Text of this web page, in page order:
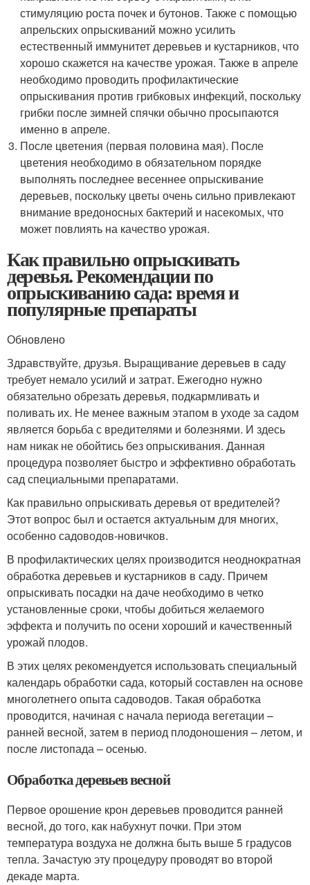
стимуляцию роста почек и бутонов. Также с помощью
апрельских опрыскиваний можно усилить
естественный иммунитет деревьев и кустарников, что
хорошо скажется на качестве урожая. Также в апреле
необходимо проводить профилактические
опрыскивания против грибковых инфекций, поскольку
грибки после зимней спячки обычно просыпаются
именно в апреле.
После цветения (первая половина мая). После
цветения необходимо в обязательном порядке
выполнять последнее весеннее опрыскивание
деревьев, поскольку цветы очень сильно привлекают
внимание вредоносных бактерий и насекомых, что
может повлиять на качество урожая.
Как правильно опрыскивать
деревья. Рекомендации по
опрыскиванию сада: время и
популярные препараты
Обновлено
Здравствуйте, друзья. Выращивание деревьев в саду
требует немало усилий и затрат. Ежегодно нужно
обязательно обрезать деревья, подкармливать и
поливать их. Не менее важным этапом в уходе за садом
является борьба с вредителями и болезнями. И здесь
нам никак не обойтись без опрыскивания. Данная
процедура позволяет быстро и эффективно обработать
сад специальными препаратами.
Как правильно опрыскивать деревья от вредителей?
Этот вопрос был и остается актуальным для многих,
особенно садоводов-новичков.
В профилактических целях производится неоднократная
обработка деревьев и кустарников в саду. Причем
опрыскивать посадки на даче необходимо в четко
установленные сроки, чтобы добиться желаемого
эффекта и получить по осени хороший и качественный
урожай плодов.
В этих целях рекомендуется использовать специальный
календарь обработки сада, который составлен на основе
многолетнего опыта садоводов. Такая обработка
проводится, начиная с начала периода вегетации –
ранней весной, затем в период плодоношения – летом, и
после листопада – осенью.
Обработка деревьев весной
Первое орошение крон деревьев проводится ранней
весной, до того, как набухнут почки. При этом
температура воздуха не должна быть выше 5 градусов
тепла. Зачастую эту процедуру проводят во второй
декаде марта.